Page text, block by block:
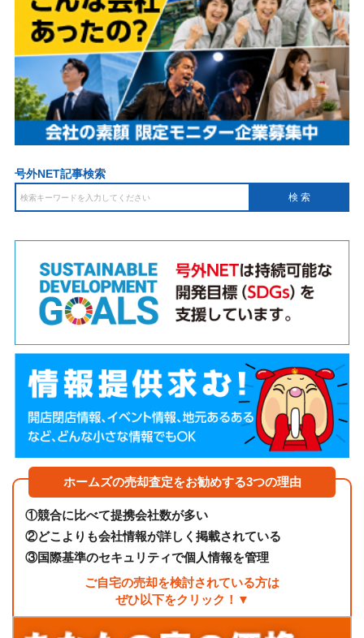
号外NET記事検索
ホームズの売却査定をお勧めする3つの理由
①競合に比べて提携会社数が多い
②どこよりも会社情報が詳しく掲載されている
③国際基準のセキュリティで個人情報を管理
ご自宅の売却を検討されている方は
ぜひ以下をクリック！▼